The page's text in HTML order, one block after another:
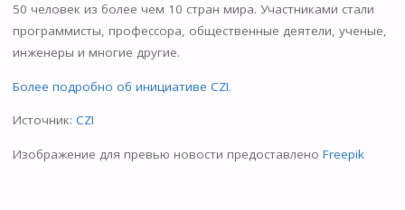
50 человек из более чем 10 стран мира. Участниками стали
программисты, профессора, общественные деятели, ученые,
инженеры и многие другие.
Более подробно об инициативе CZI.
Источник: CZI
Изображение для превью новости предоставлено Freepik